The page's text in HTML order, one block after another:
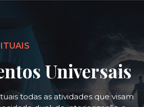
Universais
todas as atividades que visam